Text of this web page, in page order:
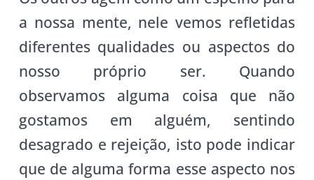
a nossa mente, nele vemos refletidas
diferentes qualidades ou aspectos do
nosso próprio ser. Quando
observamos alguma coisa que não
gostamos em alguém, sentindo
desagrado e rejeição, isto pode indicar
que de alguma forma esse aspecto nos